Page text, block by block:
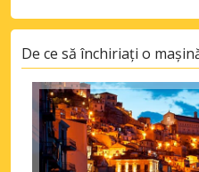
De ce să închiriați o